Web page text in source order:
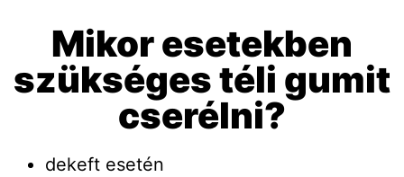
Mikor esetekben
szükséges téli gumit
cserélni?
dekeft esetén